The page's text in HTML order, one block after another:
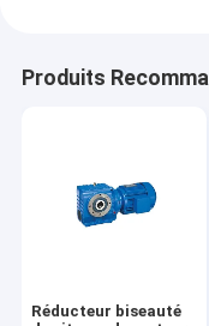
Produits
Réducteur biseauté